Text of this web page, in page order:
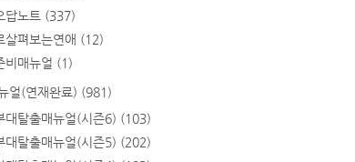
답노트 (337)
살펴보는연애 (12)
비매뉴얼 (1)
얼(연재완료) (981)
대탈출매뉴얼(시즌6) (103)
대탈출매뉴얼(시즌5) (202)